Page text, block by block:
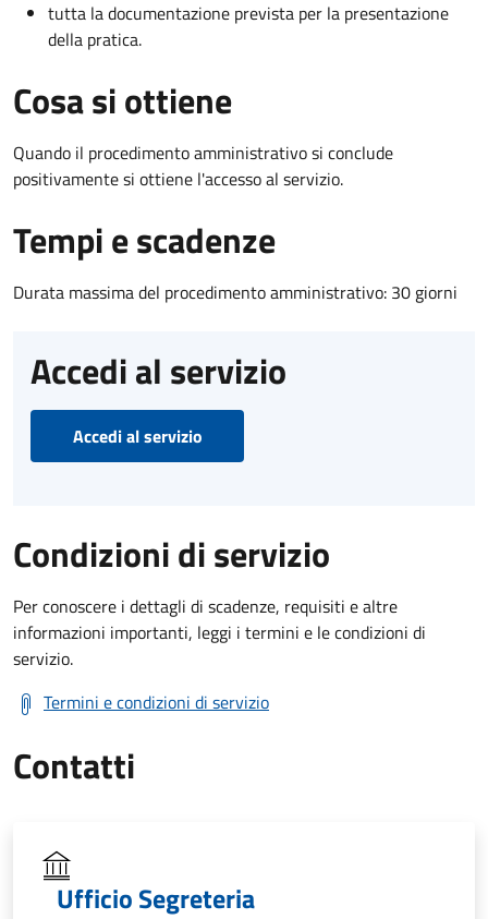
tutta la documentazione prevista per la presentazione
della pratica.
Cosa si ottiene
Quando il procedimento amministrativo si conclude
positivamente si ottiene l'accesso al servizio.
Tempi e scadenze
Durata massima del procedimento amministrativo: 30 giorni
Accedi al servizio
Accedi al servizio
Condizioni di servizio
Per conoscere i dettagli di scadenze, requisiti e altre
informazioni importanti, leggi i termini e le condizioni di
servizio.
Termini e condizioni di servizio
Contatti
Ufficio Segreteria